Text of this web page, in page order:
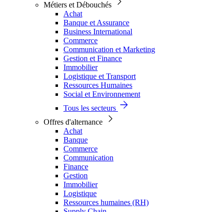
Métiers et Débouchés
Achat
Banque et Assurance
Business International
Commerce
Communication et Marketing
Gestion et Finance
Immobilier
Logistique et Transport
Ressources Humaines
Social et Environnement
Tous les secteurs
Offres d'alternance
Achat
Banque
Commerce
Communication
Finance
Gestion
Immobilier
Logistique
Ressources humaines (RH)